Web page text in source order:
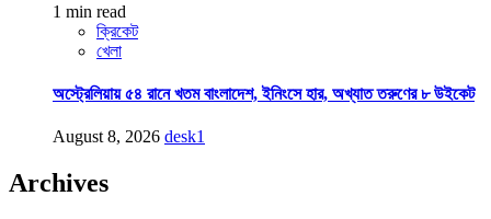
1 min read
ক্রিকেট
খেলা
অস্ট্রেলিয়ায় ৫৪ রানে খতম বাংলাদেশ, ইনিংসে হার, অখ্যাত তরুণের ৮ উইকেট
August 8, 2026 desk1
Archives